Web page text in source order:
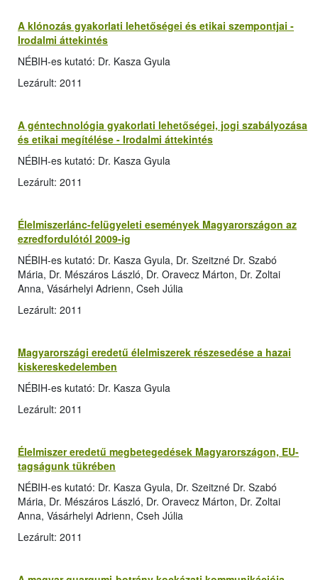
A klónozás gyakorlati lehetőségei és etikai szempontjai -
Irodalmi áttekintés
NÉBIH-es kutató: Dr. Kasza Gyula
Lezárult: 2011
A géntechnológia gyakorlati lehetőségei, jogi szabályozása
és etikai megítélése - Irodalmi áttekintés
NÉBIH-es kutató: Dr. Kasza Gyula
Lezárult: 2011
Élelmiszerlánc-felügyeleti események Magyarországon az
ezredfordulótól 2009-ig
NÉBIH-es kutató: Dr. Kasza Gyula, Dr. Szeitzné Dr. Szabó
Mária, Dr. Mészáros László, Dr. Oravecz Márton, Dr. Zoltai
Anna, Vásárhelyi Adrienn, Cseh Júlia
Lezárult: 2011
Magyarországi eredetű élelmiszerek részesedése a hazai
kiskereskedelemben
NÉBIH-es kutató: Dr. Kasza Gyula
Lezárult: 2011
Élelmiszer eredetű megbetegedések Magyarországon, EU-
tagságunk tükrében
NÉBIH-es kutató: Dr. Kasza Gyula, Dr. Szeitzné Dr. Szabó
Mária, Dr. Mészáros László, Dr. Oravecz Márton, Dr. Zoltai
Anna, Vásárhelyi Adrienn, Cseh Júlia
Lezárult: 2011